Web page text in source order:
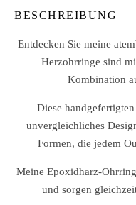
BESCHREIBUNG
Entdecken Sie meine
Herzohrringe sind
Kombination
Diese
unvergleichliches
Formen, die jedem
Meine Epoxidharz-
und sorgen